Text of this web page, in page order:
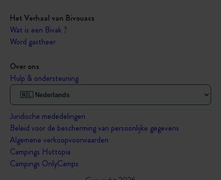
Het Verhaal van Bivouacs
Wat is een Bivak ?
Word gastheer
Over ons
Hulp & ondersteuning
Juridische mededelingen
Beleid voor de bescherming van persoonlijke gegevens
Algemene verkoopvoorwaarden
Campings Huttopia
Campings OnlyCamps